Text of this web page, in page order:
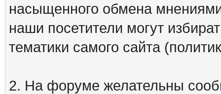
насыщенного обмена
наши посетители могут
тематики самого сайта
2. На форуме желательны